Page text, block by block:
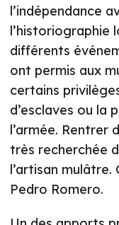
l’indépendance
l’historiographie
différents
ont permis aux
certains
d’esclaves ou la
l’armée. Rentrer
très recherchée
l’artisan
Pedro Romero.